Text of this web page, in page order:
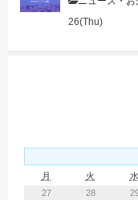
26(Thu)
月 火 水
27
28